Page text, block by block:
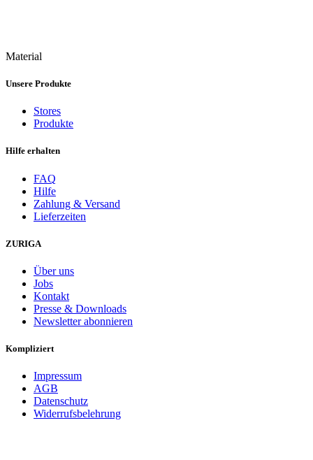
Material
Unsere Produkte
Stores
Produkte
Hilfe erhalten
FAQ
Hilfe
Zahlung & Versand
Lieferzeiten
ZURIGA
Über uns
Jobs
Kontakt
Presse & Downloads
Newsletter abonnieren
Kompliziert
Impressum
AGB
Datenschutz
Widerrufsbelehrung